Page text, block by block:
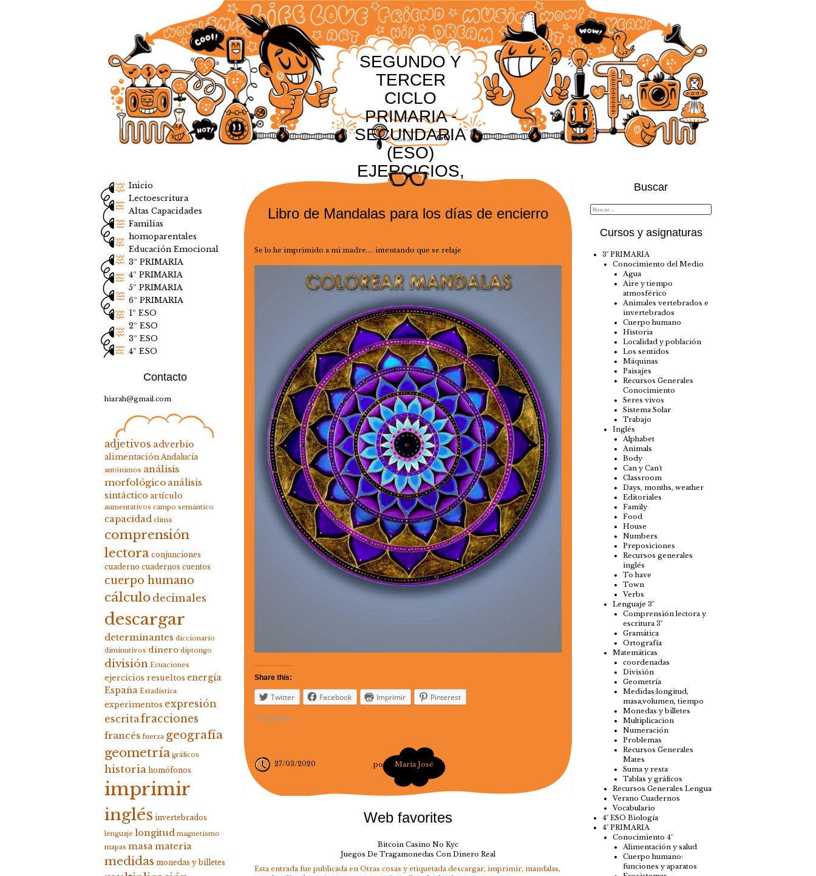
SEGUNDO Y
TERCER
CICLO
PRIMARIA -
SECUNDARIA
(ESO)
EJERCICIOS,
RECURSOS Y
ACTIVIDADES
Inicio
Lectoescritura
Altas Capacidades
Familias
homoparentales
Educación Emocional
3º PRIMARIA
4º PRIMARIA
5º PRIMARIA
6º PRIMARIA
1º ESO
2º ESO
3º ESO
4º ESO
Libro de Mandalas para los días de encierro
Se lo he imprimido a mi madre…. intentando que se relaje
Share this:
Twitter Facebook Imprimir Pinterest
Cargando...
27/03/2020 por Maria José
Web favorites
Bitcoin Casino No Kyc
Juegos De Tragamonedas Con Dinero Real
Esta entrada fue publicada en Otras cosas y etiquetada descargar, imprimir, mandalas,
Buscar
Cursos y asignaturas
3º PRIMARIA
Conocimiento del Medio
Agua
Aire y tiempo
atmosférico
Animales vertebrados e
invertebrados
Cuerpo humano
Historia
Localidad y población
Los sentidos
Máquinas
Paisajes
Recursos Generales
Conocimiento
Seres vivos
Sistema Solar
Trabajo
Inglés
Alphabet
Animals
Body
Can y Can't
Classroom
Days, months, weather
Editoriales
Family
Food
House
Numbers
Preposiciones
Recursos generales
inglés
To have
Town
Verbs
Lenguaje 3º
Comprensión lectora y
escritura 3º
Gramática
Ortografía
Matemáticas
coordenadas
División
Geometría
Medidas:longitud,
masa,volumen, tiempo
Monedas y billetes
Multiplicacion
Numeración
Problemas
Recursos Generales
Mates
Suma y resta
Tablas y gráficos
Recursos Generales Lengua
Verano Cuadernos
Vocabulario
4º ESO Biología
4º PRIMARIA
Conocimiento 4º
Alimentación y salud
Cuerpo humano:
funciones y aparatos
Contacto
hiarah@gmail.com
adjetivos adverbio
alimentación Andalucía
antónimos análisis
morfológico análisis
sintáctico artículo
aumentativos campo semántico
capacidad clima
comprensión
lectora conjunciones
cuaderno cuadernos cuentos
cuerpo humano
cálculo decimales
descargar
determinantes diccionario
diminutivos dinero diptongo
división Ecuaciones
ejercicios resueltos energía
España Estadística
experimentos expresión
escritafracciones
francés fuerza geografía
geometría gráficos
historia homófonos
imprimir
inglés invertebrados
lenguaje longitud magnetismo
mapas masamateria
medidas monedas y billetes